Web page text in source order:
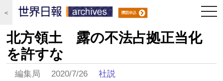
＜
北方領土 露の不法占拠正当化
を許すな
編集局 2020/7/26社説